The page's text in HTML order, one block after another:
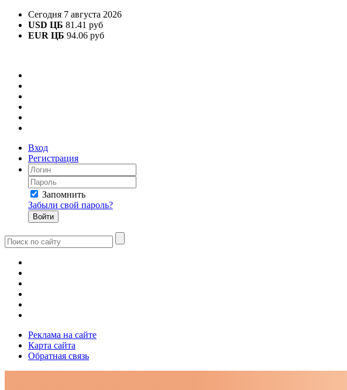
Сегодня 7 августа 2026
USD ЦБ 81.41 руб
EUR ЦБ 94.06 руб
Вход
Регистрация
Запомнить
Забыли свой пароль?
Реклама на сайте
Карта сайта
Обратная связь